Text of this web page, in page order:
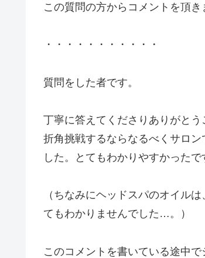
この質問の方からコメントを頂き
・・・・・・・・・・・
質問をした者です。
丁寧に答えてくださりありがと
折角挑戦するならなるべくサロ
した。とてもわかりやすかったで
（ちなみにヘッドスパのオイル
てもわかりませんでした…。）
このコメントを書いている途中